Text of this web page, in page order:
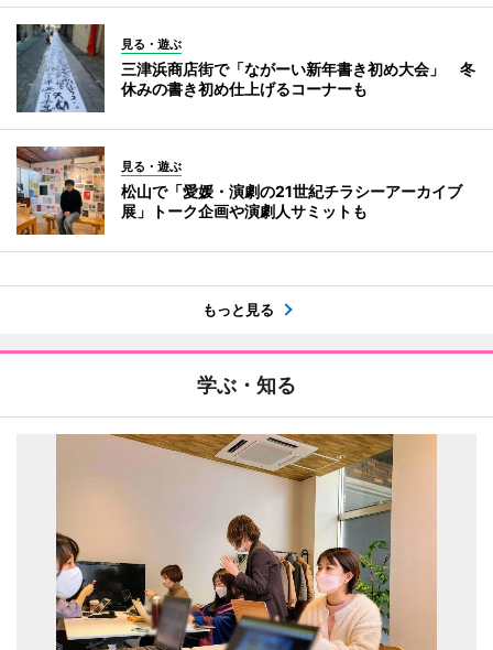
見る・遊ぶ
三津浜商店街で「ながーい新年書き初め大会」 冬
休みの書き初め仕上げるコーナーも
見る・遊ぶ
松山で「愛媛・演劇の21世紀チラシーアーカイブ
展」トーク企画や演劇人サミットも
もっと見る
学ぶ・知る